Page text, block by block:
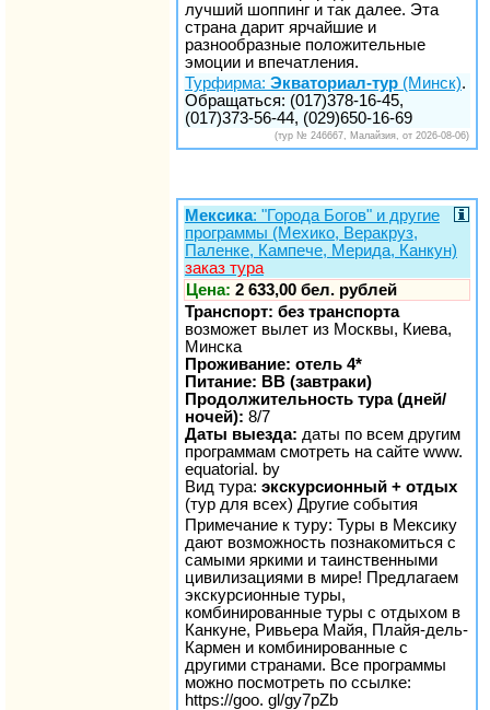
лучший шоппинг и так далее. Эта
страна дарит ярчайшие и
разнообразные положительные
эмоции и впечатления.
Турфирма: Экваториал-тур (Минск).
Обращаться: (017)378-16-45,
(017)373-56-44, (029)650-16-69
(тур № 246667, Малайзия, от 2026-08-06)
Мексика: "Города Богов" и другие
программы (Мехико, Веракруз,
Паленке, Кампече, Мерида, Канкун)
заказ тура
Цена: 2 633,00 бел. рублей
Транспорт: без транспорта
возможет вылет из Москвы, Киева,
Минска
Проживание: отель 4*
Питание: BB (завтраки)
Продолжительность тура (дней/
ночей): 8/7
Даты выезда: даты по всем другим
программам смотреть на сайте www.
equatorial. by
Вид тура: экскурсионный + отдых
(тур для всех) Другие события
Примечание к туру: Туры в Мексику
дают возможность познакомиться с
самыми яркими и таинственными
цивилизациями в мире! Предлагаем
экскурсионные туры,
комбинированные туры с отдыхом в
Канкуне, Ривьера Майя, Плайя-дель-
Кармен и комбинированные с
другими странами. Все программы
можно посмотреть по ссылке:
https://goo. gl/gy7pZb